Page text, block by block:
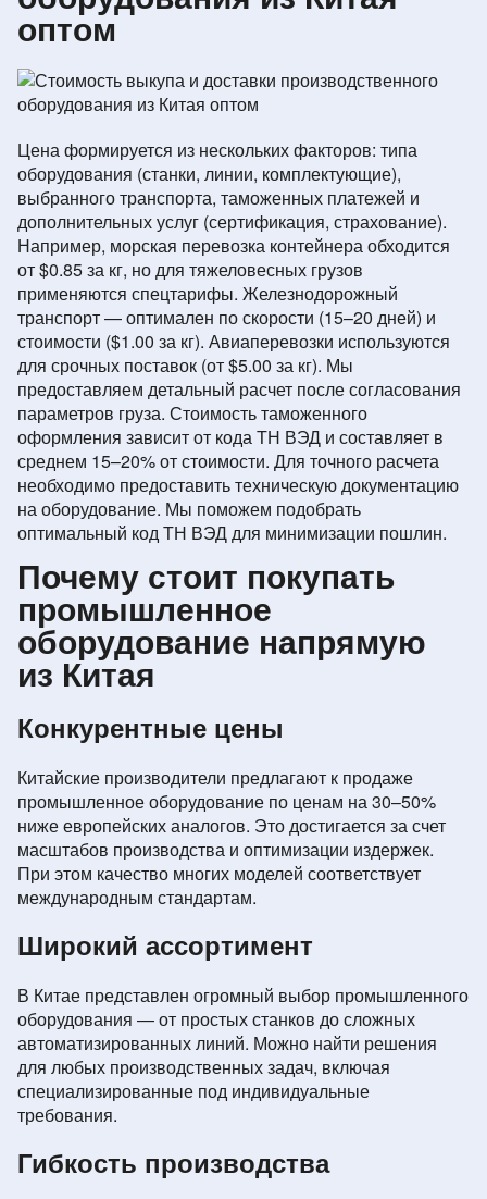
оптом
Цена формируется из нескольких факторов: типа
оборудования (станки, линии, комплектующие),
выбранного транспорта, таможенных платежей и
дополнительных услуг (сертификация, страхование).
Например, морская перевозка контейнера обходится
от $0.85 за кг, но для тяжеловесных грузов
применяются спецтарифы. Железнодорожный
транспорт — оптимален по скорости (15–20 дней) и
стоимости ($1.00 за кг). Авиаперевозки используются
для срочных поставок (от $5.00 за кг). Мы
предоставляем детальный расчет после согласования
параметров груза. Стоимость таможенного
оформления зависит от кода ТН ВЭД и составляет в
среднем 15–20% от стоимости. Для точного расчета
необходимо предоставить техническую документацию
на оборудование. Мы поможем подобрать
оптимальный код ТН ВЭД для минимизации пошлин.
Почему стоит покупать
промышленное
оборудование напрямую
из Китая
Конкурентные цены
Китайские производители предлагают к продаже
промышленное оборудование по ценам на 30–50%
ниже европейских аналогов. Это достигается за счет
масштабов производства и оптимизации издержек.
При этом качество многих моделей соответствует
международным стандартам.
Широкий ассортимент
В Китае представлен огромный выбор промышленного
оборудования — от простых станков до сложных
автоматизированных линий. Можно найти решения
для любых производственных задач, включая
специализированные под индивидуальные
требования.
Гибкость производства